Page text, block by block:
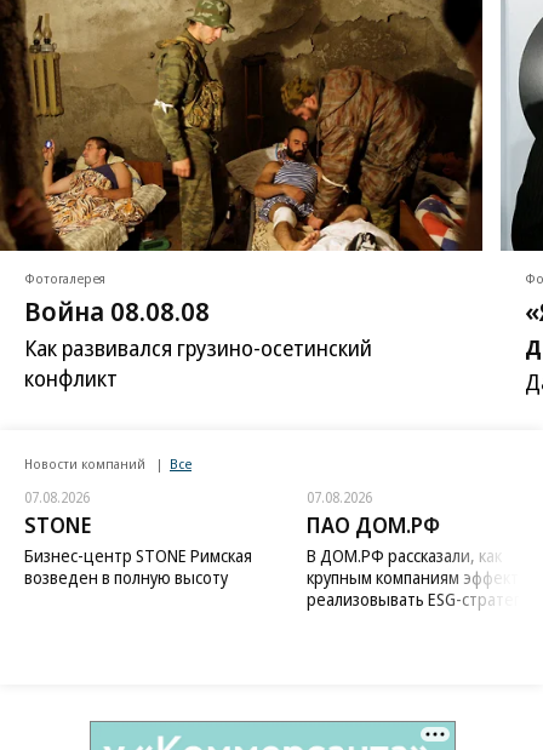
Фотогалерея
Война 08.08.08
Как развивался грузино-осетинский
конфликт
Новости компаний Все
07.08.2026
STONE
Бизнес-центр STONE Римская
возведен в полную высоту
07.08.2026
ПАО ДОМ.РФ
В ДОМ.РФ рассказали, как
крупным компаниям
реализовывать ESG-стратегию